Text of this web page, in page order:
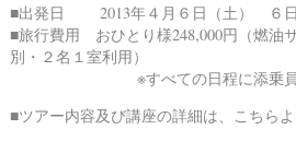
■出発日 2013年４月６日（土） ６
■旅行費用 おひとり様248,000円（燃油
別・２名１室利用）
※すべての日程に添乗員が
■ツアー内容及び講座の詳細は、
こちら